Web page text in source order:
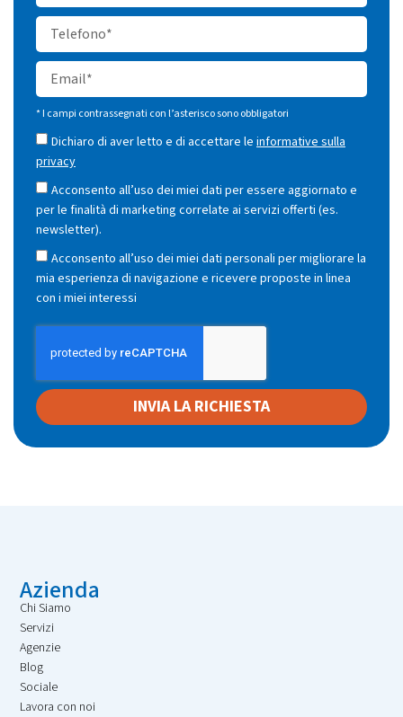
* I campi contrassegnati con l’asterisco sono obbligatori
Dichiaro di aver letto e di accettare le informative sulla
privacy
Acconsento all’uso dei miei dati per essere aggiornato e
per le finalità di marketing correlate ai servizi offerti (es.
newsletter).
Acconsento all’uso dei miei dati personali per migliorare la
mia esperienza di navigazione e ricevere proposte in linea
con i miei interessi
INVIA LA RICHIESTA
Azienda
Chi Siamo
Servizi
Agenzie
Blog
Sociale
Lavora con noi